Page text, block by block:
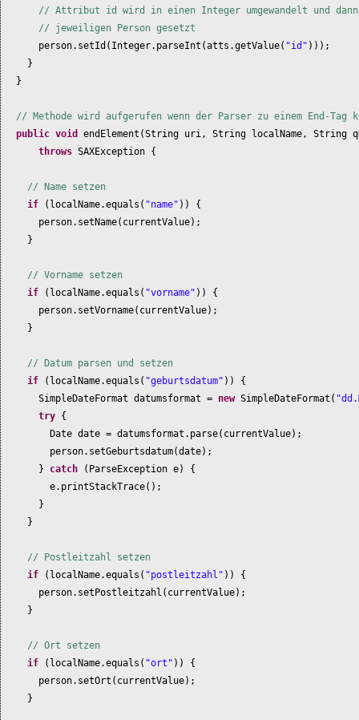
// Attribut id wird in einen Integer umgewandelt und
// jeweiligen Person gesetzt
person.setId ( Integer.parseInt (atts.getValue( "id" ))) ;
}
}
// Methode wird aufgerufen wenn der Parser zu einem End-Tag
public void endElement (String uri, String localName, String
throws SAXException {
// Name setzen
if
( localName.equals ( "name" )) {
person.setName( currentValue) ;
}
// Vorname setzen
if
( localName.equals ( "vorname" )) {
person.setVorname( currentValue) ;
}
// Datum parsen und setzen
if
( localName.equals ( "geburtsdatum" )) {
SimpleDateFormat datumsformat = new SimpleDateFormat (
try {
Date date = datumsformat.parse( currentValue) ;
person.setGeburtsdatum(date) ;
} catch ( ParseException e) {
e.printStackTrace() ;
}
}
// Postleitzahl setzen
if
( localName.equals ( "postleitzahl" )) {
person.setPostleitzahl ( currentValue) ;
}
// Ort setzen
if
( localName.equals ( "ort" )) {
person.setOrt ( currentValue) ;
}